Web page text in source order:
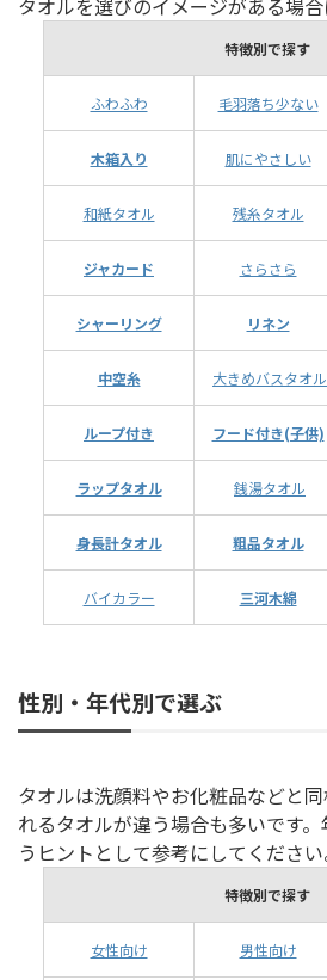
タオルを選びのイメージがある場合
特徴別で探す
ふわふわ 毛羽落ち少ない
木箱入り 肌にやさしい
和紙タオル 残糸タオル
ジャカード さらさら
シャーリング リネン
中空糸 大きめバスタオル
ループ付き フード付き(子供)
ラップタオル 銭湯タオル
身長計タオル 粗品タオル
バイカラー 三河木綿
性別・年代別で選ぶ
タオルは洗顔料やお化粧品などと
れるタオルが違う場合も多いです
うヒントとして参考にしてください
特徴別で探す
女性向け 男性向け